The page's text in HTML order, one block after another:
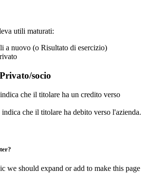
utili maturati:
a nuovo (o Risultato di esercizio)
socio
che il titolare ha un credito verso
che il titolare ha debito verso l'azienda.
we should expand or add to make this page